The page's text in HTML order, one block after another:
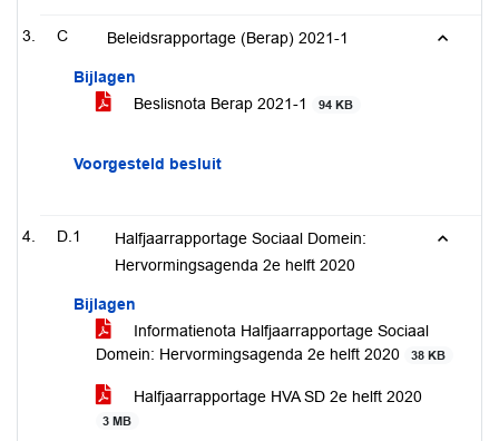
C Beleidsrapportage (Berap) 2021-1
Bijlagen
Beslisnota Berap 2021-1
94 KB
Voorgesteld besluit
D.1
Halfjaarrapportage Sociaal Domein:
Hervormingsagenda 2e helft 2020
Bijlagen
Informatienota Halfjaarrapportage Sociaal
Domein: Hervormingsagenda 2e helft 2020
38 KB
Halfjaarrapportage HVA SD 2e helft 2020
3 MB